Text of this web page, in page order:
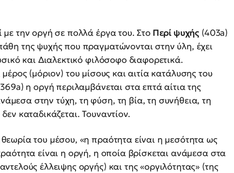
με την οργή σε πολλά έργα του. Στο Περί ψυχής (403a)
της ψυχής που πραγματώνονται στην ύλη, έχει
και Διαλεκτικό φιλόσοφο διαφορετικά.
μέρος (μόριον) του μίσους και αιτία κατάλυσης του
η οργή περιλαμβάνεται στα επτά αίτια της
στην τύχη, τη φύση, τη βία, τη συνήθεια, τη
καταδικάζεται. Τουναντίον.
του μέσου, «η πραότητα είναι η μεσότητα ως
είναι η οργή, η οποία βρίσκεται ανάμεσα στα
έλλειψης οργής) και της «οργιλότητας» (της